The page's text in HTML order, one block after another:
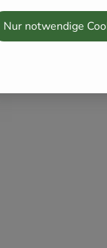
umrühren.
Nur notwendige